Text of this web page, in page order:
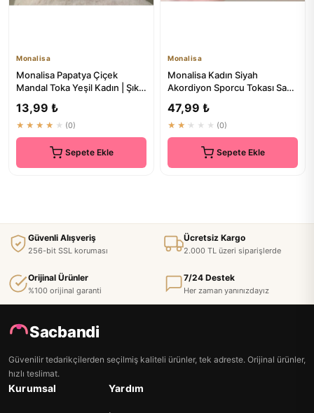
Monalisa
Monalisa Papatya Çiçek
Mandal Toka Yeşil Kadın | Şık
13,99 ₺
★★★★★ (0)
Sepete Ekle
Monalisa
Monalisa Kadın Siyah
Akordiyon Sporcu Tokası Saç
47,99 ₺
★★★★★ (0)
Sepete Ekle
Güvenli Alışveriş
256-bit SSL koruması
Ücretsiz Kargo
2.000 TL üzeri siparişlerde
Orijinal Ürünler
%100 orijinal garanti
7/24 Destek
Her zaman yanınızdayız
Sacbandi
Güvenilir tedarikçilerden seçilmiş kaliteli ürünler, tek adreste. Orijinal ürünler,
hızlı teslimat.
Kurumsal Yardım